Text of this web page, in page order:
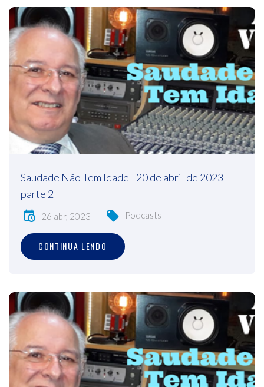
Saudade Não Tem Idade - 20 de abril de 2023
parte 2
26 abr, 2023 Podcasts
CONTINUA LENDO